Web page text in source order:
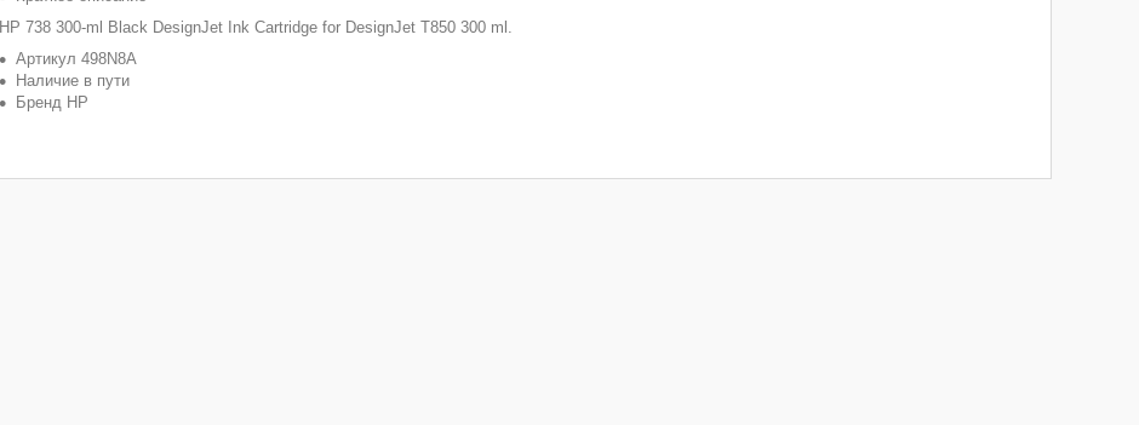
HP 738 300-ml Black DesignJet Ink Cartridge for DesignJet T850 300 ml.
Артикул 498N8A
Наличие в пути
Бренд HP